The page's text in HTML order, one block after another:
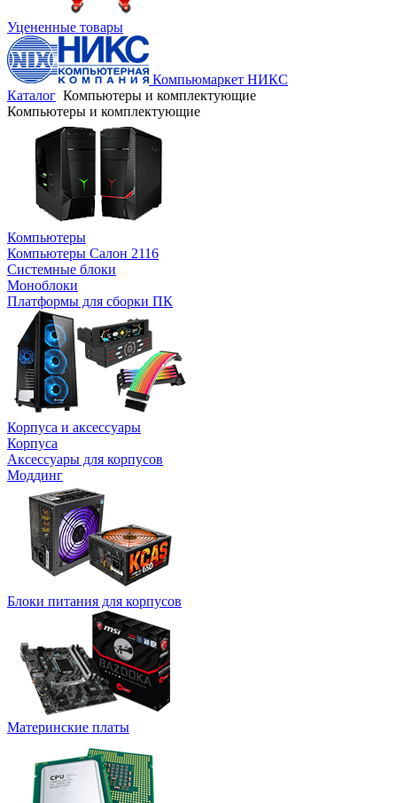
Уцененные товары
Компьюмаркет НИКС
Каталог Компьютеры и комплектующие
Компьютеры и комплектующие
Компьютеры
Компьютеры Салон 2116
Системные блоки
Моноблоки
Платформы для сборки ПК
Корпуса и аксессуары
Корпуса
Аксессуары для корпусов
Моддинг
Блоки питания для корпусов
Материнские платы